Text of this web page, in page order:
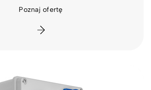
Poznaj ofertę